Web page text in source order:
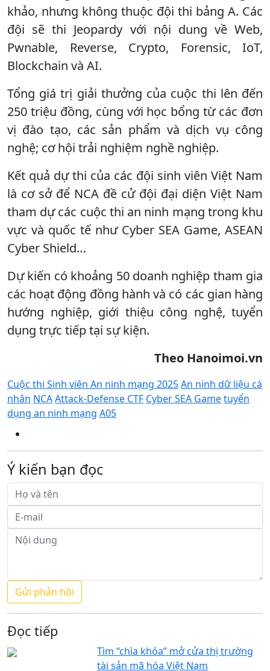
khảo, nhưng không thuộc đội thi bảng A. Các
đội sẽ thi Jeopardy với nội dung về Web,
Pwnable, Reverse, Crypto, Forensic, IoT,
Blockchain và AI.
Tổng giá trị giải thưởng của cuộc thi lên đến
250 triệu đồng, cùng với học bổng từ các đơn
vị đào tạo, các sản phẩm và dịch vụ công
nghệ; cơ hội trải nghiệm nghề nghiệp.
Kết quả dự thi của các đội sinh viên Việt Nam
là cơ sở để NCA đề cử đội đại diện Việt Nam
tham dự các cuộc thi an ninh mạng trong khu
vực và quốc tế như Cyber SEA Game, ASEAN
Cyber Shield…
Dự kiến có khoảng 50 doanh nghiệp tham gia
các hoạt động đồng hành và có các gian hàng
hướng nghiệp, giới thiệu công nghệ, tuyển
dụng trực tiếp tại sự kiện.
Theo Hanoimoi.vn
Cuộc thi Sinh viên An ninh mạng 2025An ninh dữ liệu cá
nhân NCAAttack-Defense CTF Cyber SEA Gametuyển
dụng an ninh mạng A05
Ý kiến bạn đọc
Đọc tiếp
Tìm “chìa khóa” mở cửa thị trường
tài sản mã hóa Việt Nam